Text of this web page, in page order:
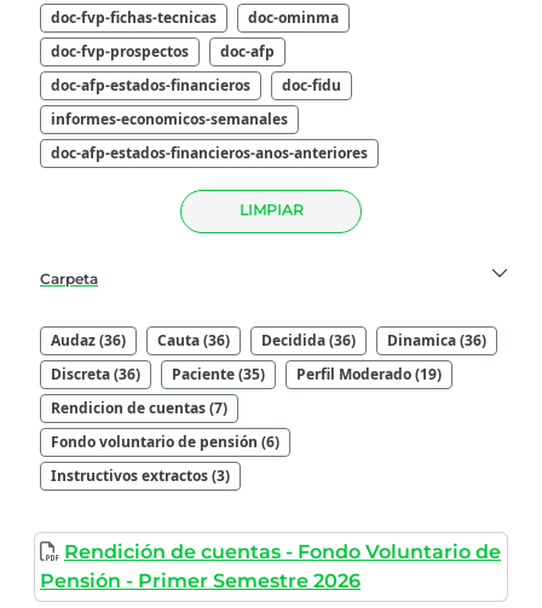
doc-fvp-fichas-tecnicas
doc-ominma
doc-fvp-prospectos
doc-afp
doc-afp-estados-financieros
doc-fidu
informes-economicos-semanales
doc-afp-estados-financieros-anos-anteriores
LIMPIAR
Carpeta
Audaz (36) Cauta (36) Decidida (36)
Dinamica (36)
Discreta (36)
Paciente (35)
Perfil Moderado (19)
Rendicion de cuentas (7)
Fondo voluntario de pensión (6)
Instructivos extractos (3)
Rendición de cuentas - Fondo Voluntario de
Pensión - Primer Semestre 2026